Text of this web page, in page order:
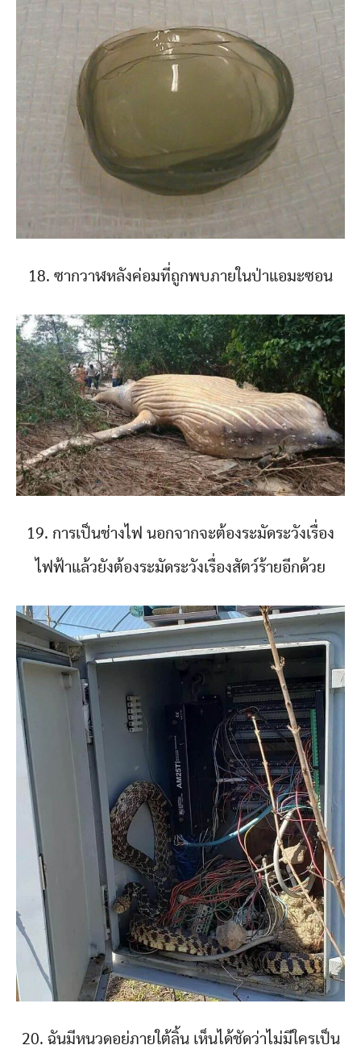
18. ซากวาฬหลังค่อมที่ถูกพบภายในป่าแอมะซอน
19. การเป็นช่างไฟ นอกจากจะต้องระมัดระวังเรื่อง
ไฟฟ้าแล้วยังต้องระมัดระวังเรื่องสัตว์ร้ายอีกด้วย
20. ฉันมีหนวดอยู่ภายใต้ลิ้น เห็นได้ชัดว่าไม่มีใครเป็น